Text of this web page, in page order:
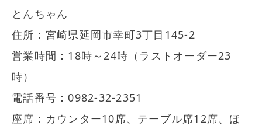
とんちゃん
住所：宮崎県延岡市幸町3丁目145-2
営業時間：18時～24時（ラストオーダー23
時）
電話番号：0982-32-2351
座席：カウンター10席、テーブル席12席、ほ